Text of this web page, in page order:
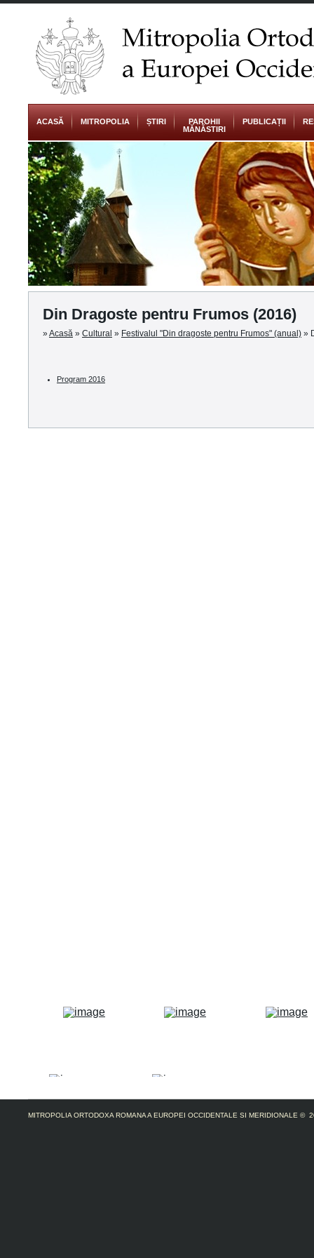
ACASĂ MITROPOLIA ȘTIRI
PAROHII
MĂNĂSTIRI
PUBLICAȚII
Din Dragoste pentru Frumos (2016)
»Acasă » Cultural » Festivalul "Din dragoste pentru Frumos" (anual) »
Program 2016
MITROPOLIA ORTODOXA ROMANA A EUROPEI OCCIDENTALE SI MERIDIONALE ©